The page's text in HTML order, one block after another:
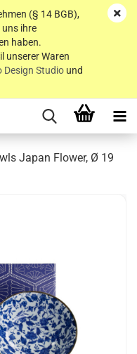
(§ 14 BGB),
ihre
haben.
unserer Waren
Design Studio und
Japan Flower, Ø 19